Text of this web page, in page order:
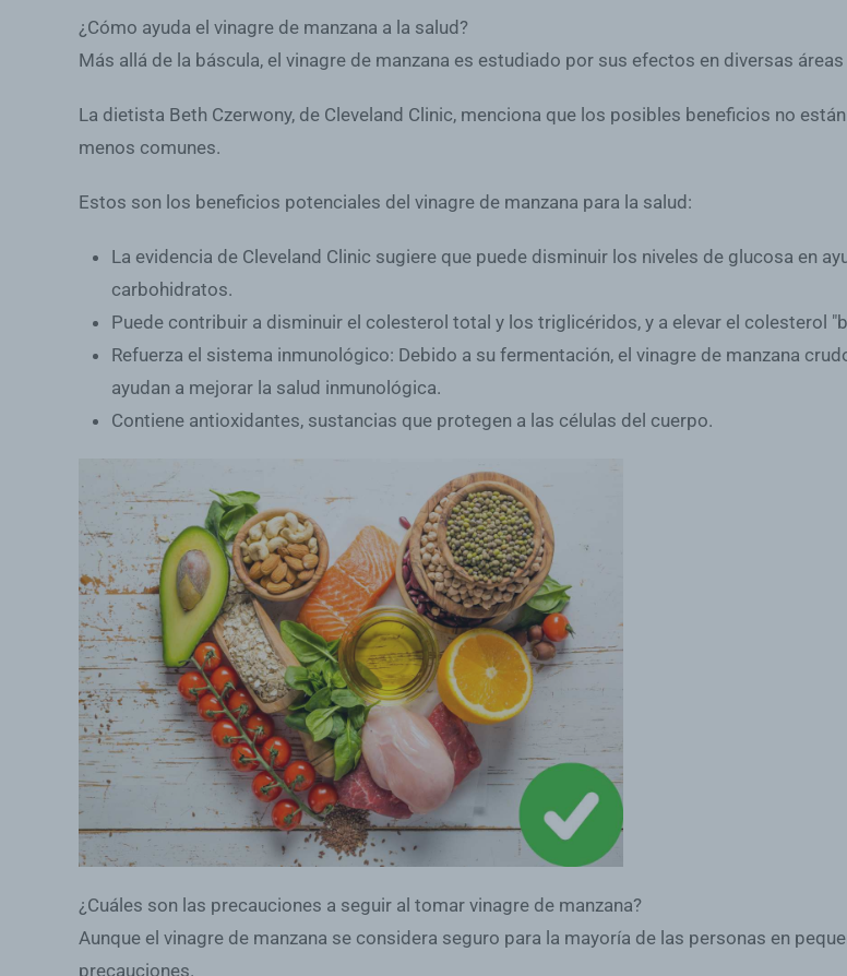
¿Cómo ayuda el vinagre de manzana a la salud?
Más allá de la báscula, el vinagre de manzana es estudiado por sus efectos en diversas
La dietista Beth Czerwony, de Cleveland Clinic, menciona que los posibles beneficios no
menos comunes.
Estos son los beneficios potenciales del vinagre de manzana para la salud:
La evidencia de Cleveland Clinic sugiere que puede disminuir los niveles de glucosa en
carbohidratos.
Puede contribuir a disminuir el colesterol total y los triglicéridos, y a elevar el colesterol
Refuerza el sistema inmunológico: Debido a su fermentación, el vinagre de manzana
ayudan a mejorar la salud inmunológica.
Contiene antioxidantes, sustancias que protegen a las células del cuerpo.
¿Cuáles son las precauciones a seguir al tomar vinagre de manzana?
Aunque el vinagre de manzana se considera seguro para la mayoría de las personas en
precauciones.